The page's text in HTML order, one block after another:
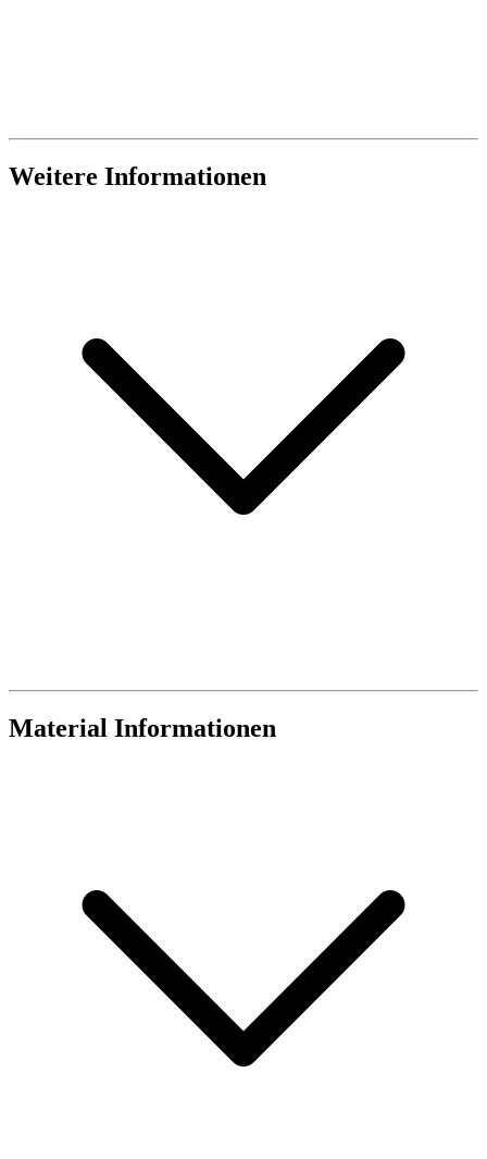
Weitere Informationen
Material Informationen